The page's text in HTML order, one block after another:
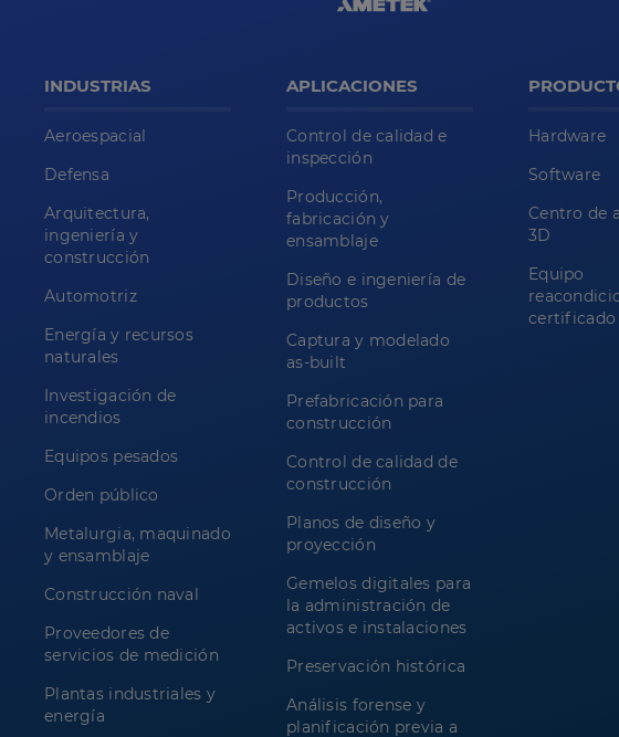
INDUSTRIAS
Aeroespacial
Defensa
Arquitectura,
ingeniería y
construcción
Automotriz
Energía y recursos
naturales
Investigación de
incendios
Equipos pesados
Orden público
Metalurgia, maquinado
y ensamblaje
Construcción naval
Proveedores de
servicios de medición
Plantas industriales y
energía
APLICACIONES
Control de calidad e
inspección
Producción,
fabricación y
ensamblaje
Diseño e ingeniería de
productos
Captura y modelado
as-built
Prefabricación para
construcción
Control de calidad de
construcción
Planos de diseño y
proyección
Gemelos digitales para
la administración de
activos e instalaciones
Preservación histórica
Análisis forense y
planificación previa a
Hardware
Software
Centro de
3D
Equipo
certificado